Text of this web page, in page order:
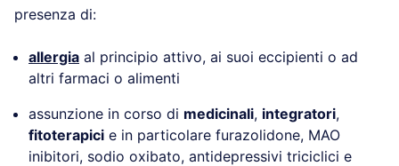
presenza di:
allergia al principio attivo, ai suoi eccipienti o ad
altri farmaci o alimenti
assunzione in corso di medicinali, integratori,
fitoterapici e in particolare furazolidone, MAO
inibitori, sodio oxibato, antidepressivi triciclici e